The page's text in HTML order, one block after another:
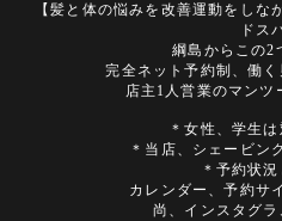
【髪と体の悩みを改善運動をしな
ドス
綱島からこの2
完全ネット予約制、働
店主1人営業のマンツ
＊女性、学生は
＊当店、シェービン
＊予約状
カレンダー、予約サ
尚、インスタグラ